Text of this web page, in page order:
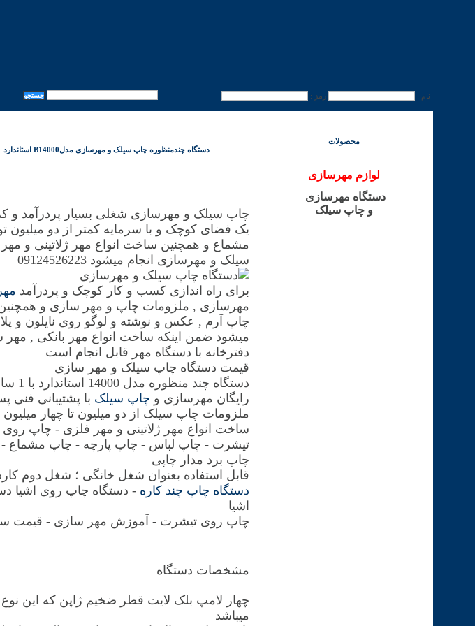
نام : رمز :
محصولات
لوازم مهرسازی
دستگاه مهرسازی
و چاپ سیلک
دستگاه چندمنظوره چاپ سیلک و مهرسازی مدلB14000 استاندارد
چاپ سیلک و مهرسازی شغلی بسیار پردرآمد و
یک فضای کوچک و با سرمایه کمتر از دو میلیون
مشماع و همچنین ساخت انواع مهر ژلاتینی و
سیلک و مهرسازی انجام میشود 09124526223
برای راه اندازی کسب و کار کوچک و پردرآمد
مهرسازی , ملزومات چاپ و مهر سازی و همچنین
چاپ آرم , عکس و نوشته و لوگو روی نایلون و
میشود ضمن اینکه ساخت انواع مهر بانکی ,
دفترخانه با دستگاه مهر قابل انجام است
قیمت دستگاه چاپ سیلک و مهر سازی
رایگان مهرسازی و چاپ سیلک با پشتیبانی
ملزومات چاپ سیلک از دو میلیون تا چهار میلیون
ساخت انواع مهر ژلاتینی و مهر فلزی - چاپ
تیشرت - چاپ لباس - چاپ پارچه - چاپ مشماع -
چاپ برد مدار چاپی
قابل استفاده بعنوان شغل خانگی ؛ شغل دوم
دستگاه چاپ چند کاره - دستگاه چاپ روی اشیا
اشیا
چاپ روی تیشرت - آموزش مهر سازی - قیمت
مشخصات دستگاه
چهار لامپ بلک لایت قطر ضخیم ژاپن که این
میباشد